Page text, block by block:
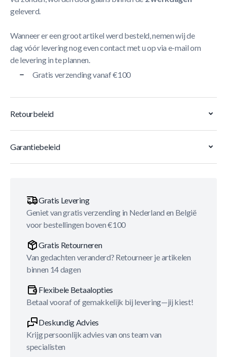
geleverd.
Wanneer er een groot artikel werd besteld, nemen wij de
dag vóór levering nog even contact met u op via e-mail om
de levering in te plannen.
Gratis verzending vanaf €100
Retourbeleid
Garantiebeleid
Gratis Levering
Geniet van gratis verzending in Nederland en België
voor bestellingen boven €100
Gratis Retourneren
Van gedachten veranderd? Retourneer je artikelen
binnen 14 dagen
Flexibele Betaalopties
Betaal vooraf of gemakkelijk bij levering—jij kiest!
Deskundig Advies
Krijg persoonlijk advies van ons team van
specialisten